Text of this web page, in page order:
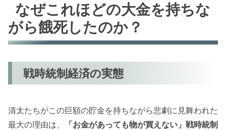
なぜこれほどの大金を持ちな
がら餓死したのか？
戦時統制経済の実態
清太たちがこの巨額の貯金を持ちながら悲劇に見舞われた
最大の理由は、
「お金があっても物が買えない」戦時統制